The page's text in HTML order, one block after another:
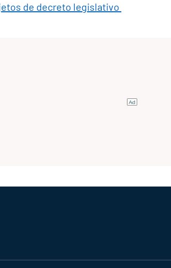
de decreto legislativo